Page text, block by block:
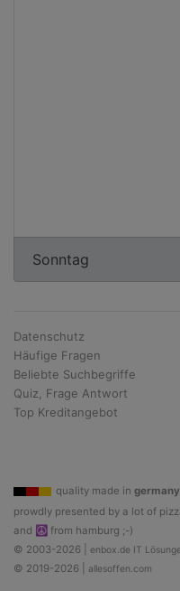
Sonntag
Datenschutz
Häufige Fragen
Beliebte Suchbegriffe
Quiz, Frage Antwort
Top Kreditangebot
quality made in germany
prowdly presented by a lot of
and ☮ from hamburg ;-)
© 2003-2026 | enbox.de IT
© 2019-2026 | allesoffen.com